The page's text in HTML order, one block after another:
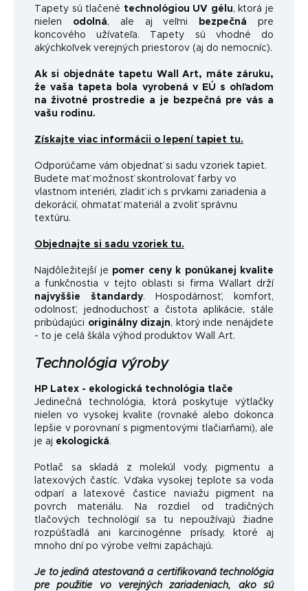
Tapety sú tlačené technológiou UV gélu, ktorá je
nielen odolná, ale aj veľmi bezpečná pre
koncového užívateľa. Tapety sú vhodné do
akýchkoľvek verejných priestorov (aj do nemocníc).
Ak si objednáte tapetu Wall Art, máte záruku,
že vaša tapeta bola vyrobená v EÚ s ohľadom
na životné prostredie a je bezpečná pre vás a
vašu rodinu.
Získajte viac informácii o lepení tapiet tu.
Odporúčame vám objednať si sadu vzoriek tapiet.
Budete mať možnosť skontrolovať farby vo
vlastnom interiéri, zladiť ich s prvkami zariadenia a
dekorácií, ohmatať materiál a zvoliť správnu
textúru.
Objednajte si sadu vzoriek tu.
Najdôležitejší je pomer ceny k ponúkanej kvalite
a funkčnostia v tejto oblasti si firma Wallart drží
najvyššie štandardy. Hospodárnosť, komfort,
odolnosť, jednoduchosť a čistota aplikácie, stále
pribúdajúci originálny dizajn, ktorý inde nenájdete
- to je celá škála výhod produktov Wall Art.
Technológia výroby
HP Latex - ekologická technológia tlače
Jedinečná technológia, ktorá poskytuje výtlačky
nielen vo vysokej kvalite (rovnaké alebo dokonca
lepšie v porovnaní s pigmentovými tlačiarňami), ale
je aj ekologická.
Potlač sa skladá z molekúl vody, pigmentu a
latexových častíc. Vďaka vysokej teplote sa voda
odparí a latexové častice naviažu pigment na
povrch materiálu. Na rozdiel od tradičných
tlačových technológií sa tu nepoužívajú žiadne
rozpúšťadlá ani karcinogénne prísady, ktoré aj
mnoho dní po výrobe veľmi zapáchajú.
Je to jediná atestovaná a certifikovaná technológia
pre použitie vo verejných zariadeniach, ako sú